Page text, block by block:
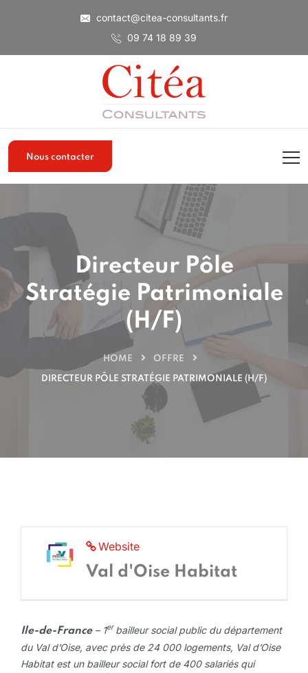
contact@citea-consultants.fr
09 74 18 89 39
Nous contacter
Directeur Pôle
Stratégie Patrimoniale
(H/F)
HOME OFFRE
DIRECTEUR PÔLE STRATÉGIE PATRIMONIALE (H/F)
Website
Val d'Oise Habitat
Ile-de-France– 1er bailleur social public du département
du Val d’Oise, avec près de 24 000 logements, Val d’Oise
Habitat est un bailleur social fort de 400 salariés qui